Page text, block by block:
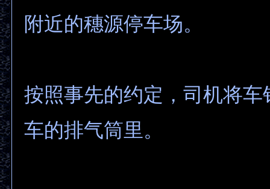
附近的穗源停车场。
按照事先的约定，司机将车
车的排气筒里。